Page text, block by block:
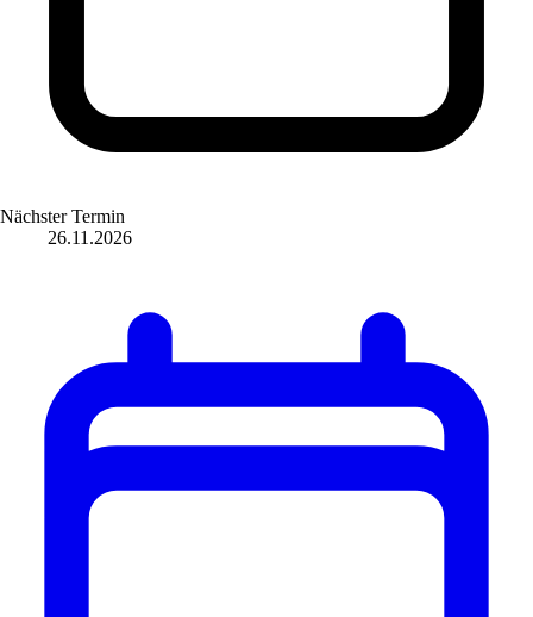
Nächster Termin
26.11.2026